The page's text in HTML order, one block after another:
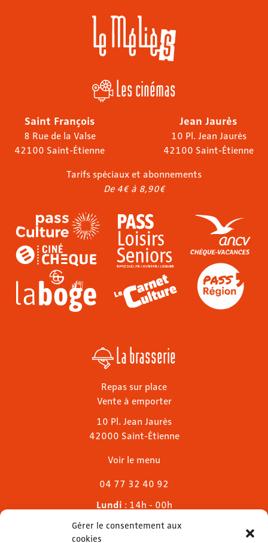
Gérer le consentement aux
cookies
Les cinémas
Saint François
8 Rue de la Valse
42100 Saint-Étienne
Jean Jaurès
10 Pl. Jean Jaurès
42100 Saint-Étienne
Tarifs spéciaux et abonnements
De 4€ à 8,90€
La brasserie
Repas sur place
Vente à emporter
10 Pl. Jean Jaurès
42000 Saint-Étienne
Voir le menu
04 77 32 40 92
Lundi : 14h - 00h
Mardi & mercredi : 11h - 00h30
Jeudi